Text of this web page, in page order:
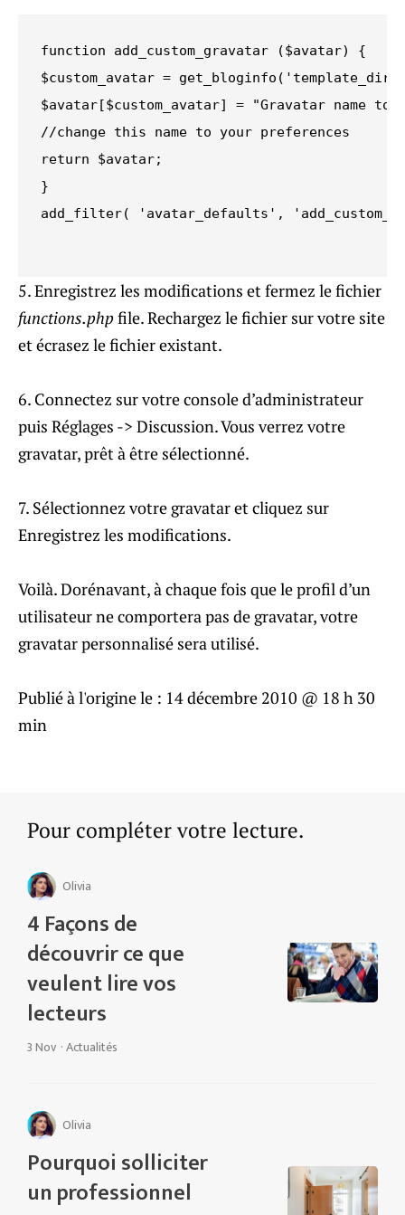
function add_custom_gravatar ($avatar) {
$custom_avatar =
$avatar[$custom_avatar] = "Gravatar name
//change this name to your preferences
return $avatar;
}
add_filter( 'avatar_defaults',
5. Enregistrez les modifications et fermez le fichier
functions.phpfile. Rechargez le fichier sur votre site
et écrasez le fichier existant.
6. Connectez sur votre console d’administrateur
puis Réglages -> Discussion. Vous verrez votre
gravatar, prêt à être sélectionné.
7. Sélectionnez votre gravatar et cliquez sur
Enregistrez les modifications.
Voilà. Dorénavant, à chaque fois que le profil d’un
utilisateur ne comportera pas de gravatar, votre
gravatar personnalisé sera utilisé.
Publié à l'origine le : 14 décembre 2010 @ 18 h 30
min
Pour compléter votre lecture.
Olivia
4 Façons de
découvrir ce que
veulent lire vos
lecteurs
3 Nov ·Actualités
Olivia
Pourquoi solliciter
un professionnel